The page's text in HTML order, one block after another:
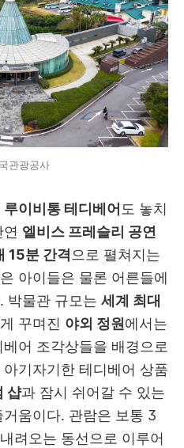
관광공사
루이비통 테디베어 도 놓치
엘비스 프레슬리 공연
15분 간격으로 펼쳐지는
아이들은 물론 어른들에
박물관 규모는 세계 최대
꾸며진 야외 정원에서는
어 조각상들을 배경으로
기자기한 테디베어 상품
샵과 잠시 쉬어갈 수 있는
움이다. 관람은 보통 3
려오는 동선으로 이루어